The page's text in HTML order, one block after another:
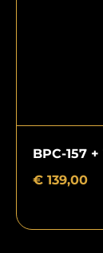
BPC-157
€ 139,00